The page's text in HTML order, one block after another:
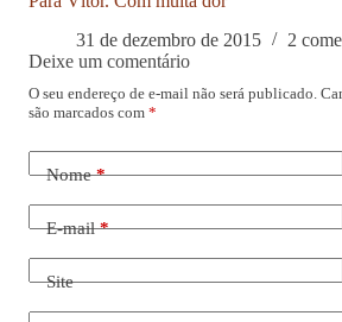
31 de dezembro de 2015
2
Deixe um comentário
O seu endereço de e-mail não será publicado.
são marcados com *
Nome*
E-mail*
Site